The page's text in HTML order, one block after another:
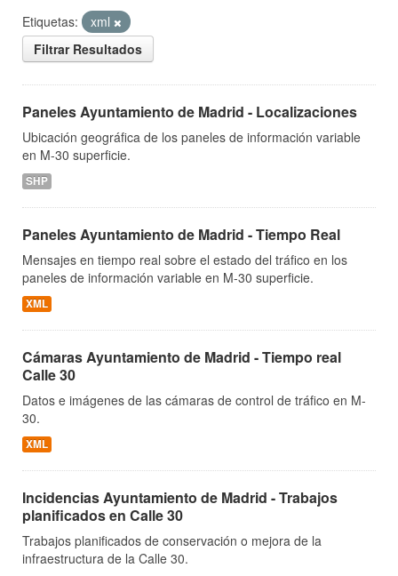
Etiquetas:
xml
Filtrar Resultados
Paneles Ayuntamiento de Madrid - Localizaciones
Ubicación geográfica de los paneles de información variable
en M-30 superficie.
SHP
Paneles Ayuntamiento de Madrid - Tiempo Real
Mensajes en tiempo real sobre el estado del tráfico en los
paneles de información variable en M-30 superficie.
XML
Cámaras Ayuntamiento de Madrid - Tiempo real
Calle 30
Datos e imágenes de las cámaras de control de tráfico en M-
30.
XML
Incidencias Ayuntamiento de Madrid - Trabajos
planificados en Calle 30
Trabajos planificados de conservación o mejora de la
infraestructura de la Calle 30.